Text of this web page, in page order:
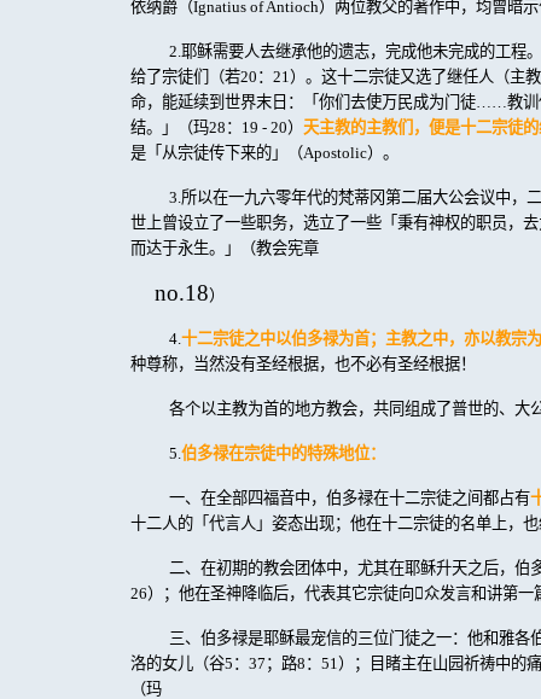
依纳爵（Ignatius of Antioch）两位教父的著作中，均曾暗
2.耶稣需要人去继承他的遗志，完成他未完成的工程
给了宗徒们（若20 ： 21）。这十二宗徒又选了继任人（主
命，能延续到世界末日：「你们去使万民成为门徒……教
结。」（玛28 ： 19 - 20） 天主教的主教们，便是十二宗徒
是「从宗徒传下来的」（Apostolic）。
3.所以在一九六零年代的梵蒂冈第二届大公会议中，
世上曾设立了一些职务，选立了一些「秉有神权的职员
而达于永生。」（教会宪章
no.18）
4.十二宗徒之中以伯多禄为首；主教之中，亦以教宗
种尊称，当然没有圣经根据，也不必有圣经根据！
各个以主教为首的地方教会，共同组成了普世的、
5.伯多禄在宗徒中的特殊地位：
一、在全部四福音中，伯多禄在十二宗徒之间都占有
十二人的「代言人」姿态出现；他在十二宗徒的名单上，
二、在初期的教会团体中，尤其在耶稣升天之后，伯
26）；他在圣神降临后，代表其它宗徒向 众发言和讲第一
三、伯多禄是耶稣最宠信的三位门徒之一：他和雅各
洛的女儿（谷5 ： 37 ；路8 ： 51）；目睹主在山园祈祷中的
（玛